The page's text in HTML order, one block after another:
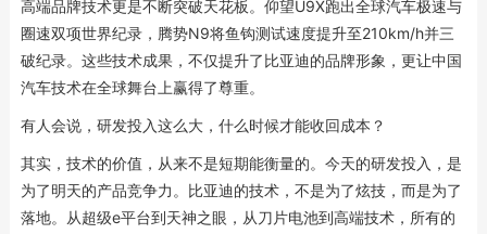
高端品牌技术更是不断突破天花板。仰望U9X跑出全球汽车极速与
圈速双项世界纪录，腾势N9将鱼钩测试速度提升至210km/h并三
破纪录。这些技术成果，不仅提升了比亚迪的品牌形象，更让中国
汽车技术在全球舞台上赢得了尊重。
有人会说，研发投入这么大，什么时候才能收回成本？
其实，技术的价值，从来不是短期能衡量的。今天的研发投入，是
为了明天的产品竞争力。比亚迪的技术，不是为了炫技，而是为了
落地。从超级e平台到天神之眼，从刀片电池到高端技术，所有的